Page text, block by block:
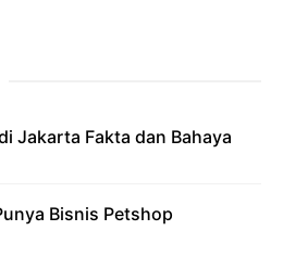
Jakarta Fakta dan Bahaya
Bisnis Petshop